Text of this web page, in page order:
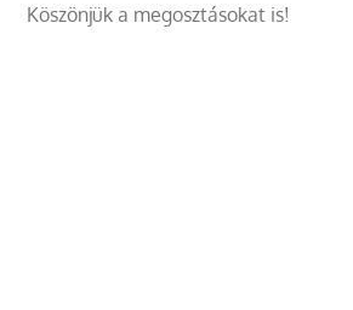
Köszönjük a megosztásokat is!